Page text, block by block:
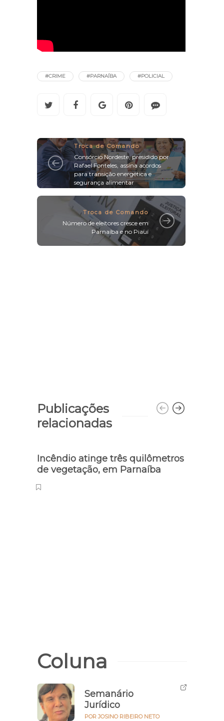
#CRIME #PARNAÍBA #POLICIAL
Troca de Comando
Consórcio Nordeste, presidido por
Rafael Fonteles, assina acordos
para transição energética e
segurança alimentar
Troca de Comando
Número de eleitores cresce em
Parnaíba e no Piauí
Publicações
relacionadas
Incêndio atinge três quilômetros
de vegetação, em Parnaíba
Coluna
Semanário
Jurídico
POR JOSINO RIBEIRO NETO